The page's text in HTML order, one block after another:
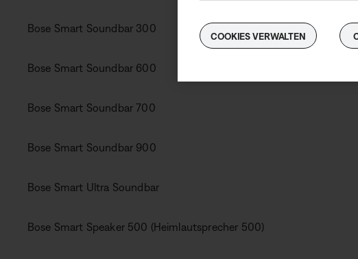
Bose Smart Soundbar 300
Bose Smart Soundbar 600
Bose Smart Soundbar 700
Bose Smart Soundbar 900
Bose Smart Ultra Soundbar
Bose Smart Speaker 500 (Heimlautsprecher 500)
COOKIES VERWALTEN